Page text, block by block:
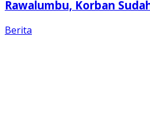
Rawalumbu, Korban
Berita